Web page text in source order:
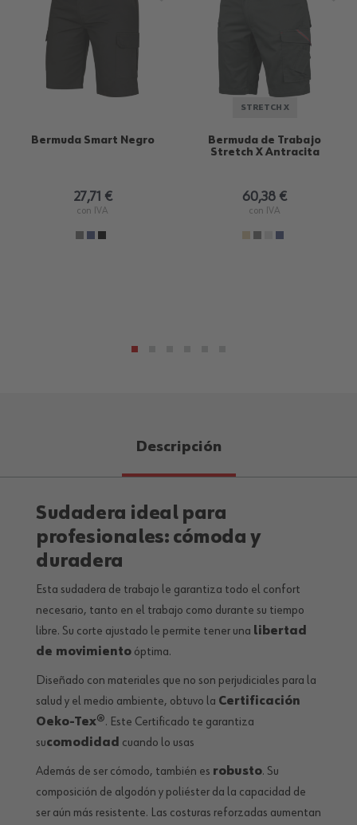
Bermuda Smart Negro
27,71 €
con IVA
STRETCH X
Bermuda de Trabajo
Stretch X Antracita
60,38 €
con IVA
Descripción
Sudadera ideal para
profesionales: cómoda y
duradera
Esta sudadera de trabajo le garantiza todo el confort
necesario, tanto en el trabajo como durante su tiempo
libre. Su corte ajustado le permite tener una libertad
de movimiento óptima.
Diseñado con materiales que no son perjudiciales para la
salud y el medio ambiente, obtuvo la Certificación
Oeko-Tex®. Este Certificado te garantiza
sucomodidad cuando lo usas
Además de ser cómodo, también es robusto. Su
composición de algodón y poliéster da la capacidad de
ser aún más resistente. Las costuras reforzadas aumentan